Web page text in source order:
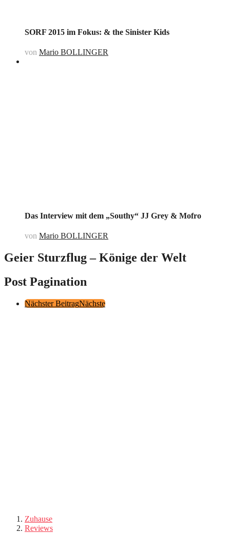
SORF 2015 im Fokus: & the Sinister Kids
von Mario BOLLINGER
Das Interview mit dem „Southy“ JJ Grey & Mofro
von Mario BOLLINGER
Geier Sturzflug – Könige der Welt
Post Pagination
Nächster BeitragNächste
Zuhause
Reviews